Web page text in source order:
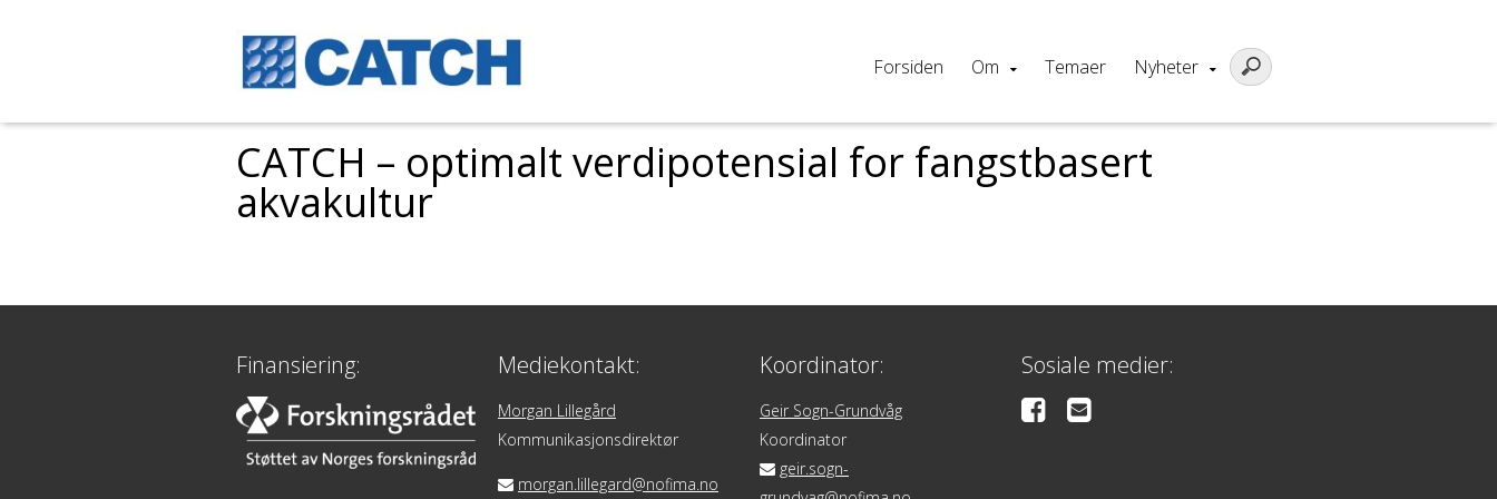
Forsiden Om Temaer Nyheter
CATCH – optimalt verdipotensial for fangstbasert
akvakultur
Finansiering: Mediekontakt:
Morgan Lillegård
Kommunikasjonsdirektør
morgan.lillegard@nofima.no
Koordinator:
Geir Sogn-Grundvåg
Koordinator
geir.sogn-
Sosiale medier: